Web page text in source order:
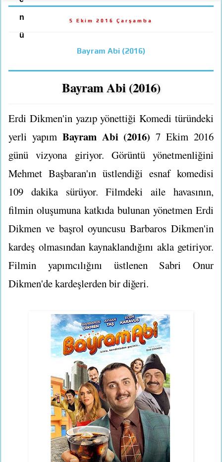
n
ü
5 Ekim 2016 Çarşamba
Bayram Abi (2016)
Bayram Abi (2016)
Erdi Dikmen'in yazıp yönettiği Komedi türündeki
yerli yapım Bayram Abi (2016) 7 Ekim 2016
günü vizyona giriyor. Görüntü yönetmenliğini
Mehmet Başbaran'ın üstlendiği esnaf komedisi
109 dakika sürüyor. Filmdeki aile havasının,
filmin oluşumuna katkıda bulunan yönetmen Erdi
Dikmen ve başrol oyuncusu Barbaros Dikmen'in
kardeş olmasından kaynaklandığını akla getiriyor.
Filmin yapımcılığını üstlenen Sabri Onur
Dikmen'de kardeşlerden bir diğeri.